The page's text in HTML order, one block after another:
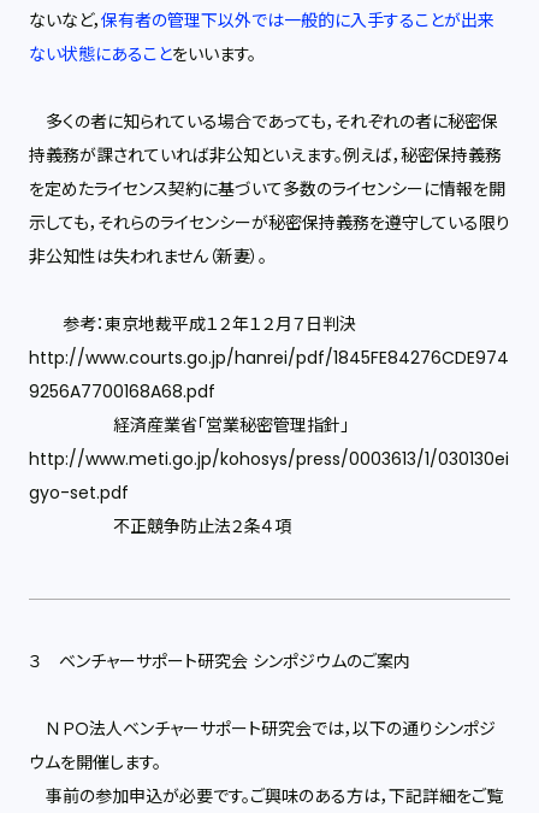
ないなど，保有者の管理下以外では一般的に入手することが出来
ない状態にあることをいいます。
多くの者に知られている場合であっても，それぞれの者に秘密保
持義務が課されていれば非公知といえます。例えば，秘密保持義務
を定めたライセンス契約に基づいて多数のライセンシーに情報を開
示しても，それらのライセンシーが秘密保持義務を遵守している限り
非公知性は失われません（新妻）。
参考：東京地裁平成１２年１２月７日判決
http://www.courts.go.jp/hanrei/pdf/1845FE84276CDE974
9256A7700168A68.pdf
経済産業省「営業秘密管理指針」
http://www.meti.go.jp/kohosys/press/0003613/1/030130ei
gyo-set.pdf
不正競争防止法２条４項
３ ベンチャーサポート研究会 シンポジウムのご案内
ＮＰＯ法人ベンチャーサポート研究会では，以下の通りシンポジ
ウムを開催します。
事前の参加申込が必要です。ご興味のある方は，下記詳細をご覧